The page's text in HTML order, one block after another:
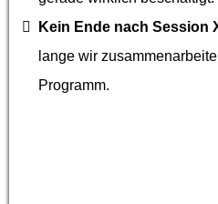
Kein Ende nach Session
lange wir
Programm.